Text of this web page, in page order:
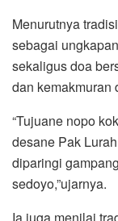
Menurutnya
sebagai
sekaligus doa
dan kemakmuran
“Tujuane nopo
desane Pak
diparingi
sedoyo,”ujarnya.
Ia juga menilai